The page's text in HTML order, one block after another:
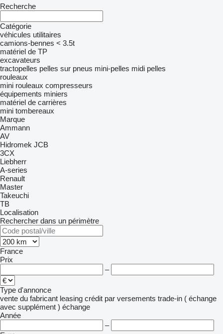
Recherche
Catégorie
véhicules utilitaires
camions-bennes < 3.5t
matériel de TP
excavateurs
tractopelles pelles sur pneus mini-pelles midi pelles
rouleaux
mini rouleaux compresseurs
équipements miniers
matériel de carrières
mini tombereaux
Marque
Ammann
AV
Hidromek JCB
3CX
Liebherr
A-series
Renault
Master
Takeuchi
TB
Localisation
Rechercher dans un périmètre
France
Prix
–
Type d'annonce
vente du fabricant leasing crédit par versements trade-in ( échange
avec supplément ) échange
Année
–